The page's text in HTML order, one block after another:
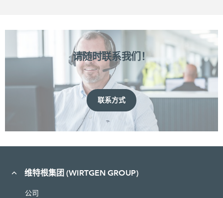
请随时联系我们！
联系方式
维特根集团 (WIRTGEN GROUP)
公司